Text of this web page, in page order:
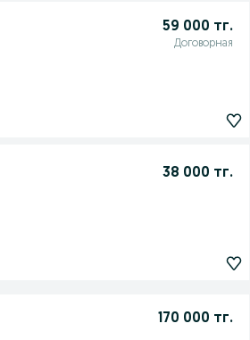
59 000 тг.
Договорная
38 000 тг.
170 000 тг.